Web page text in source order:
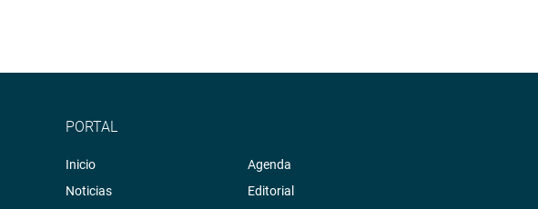
PORTAL
Inicio
Noticias
Agenda
Editorial